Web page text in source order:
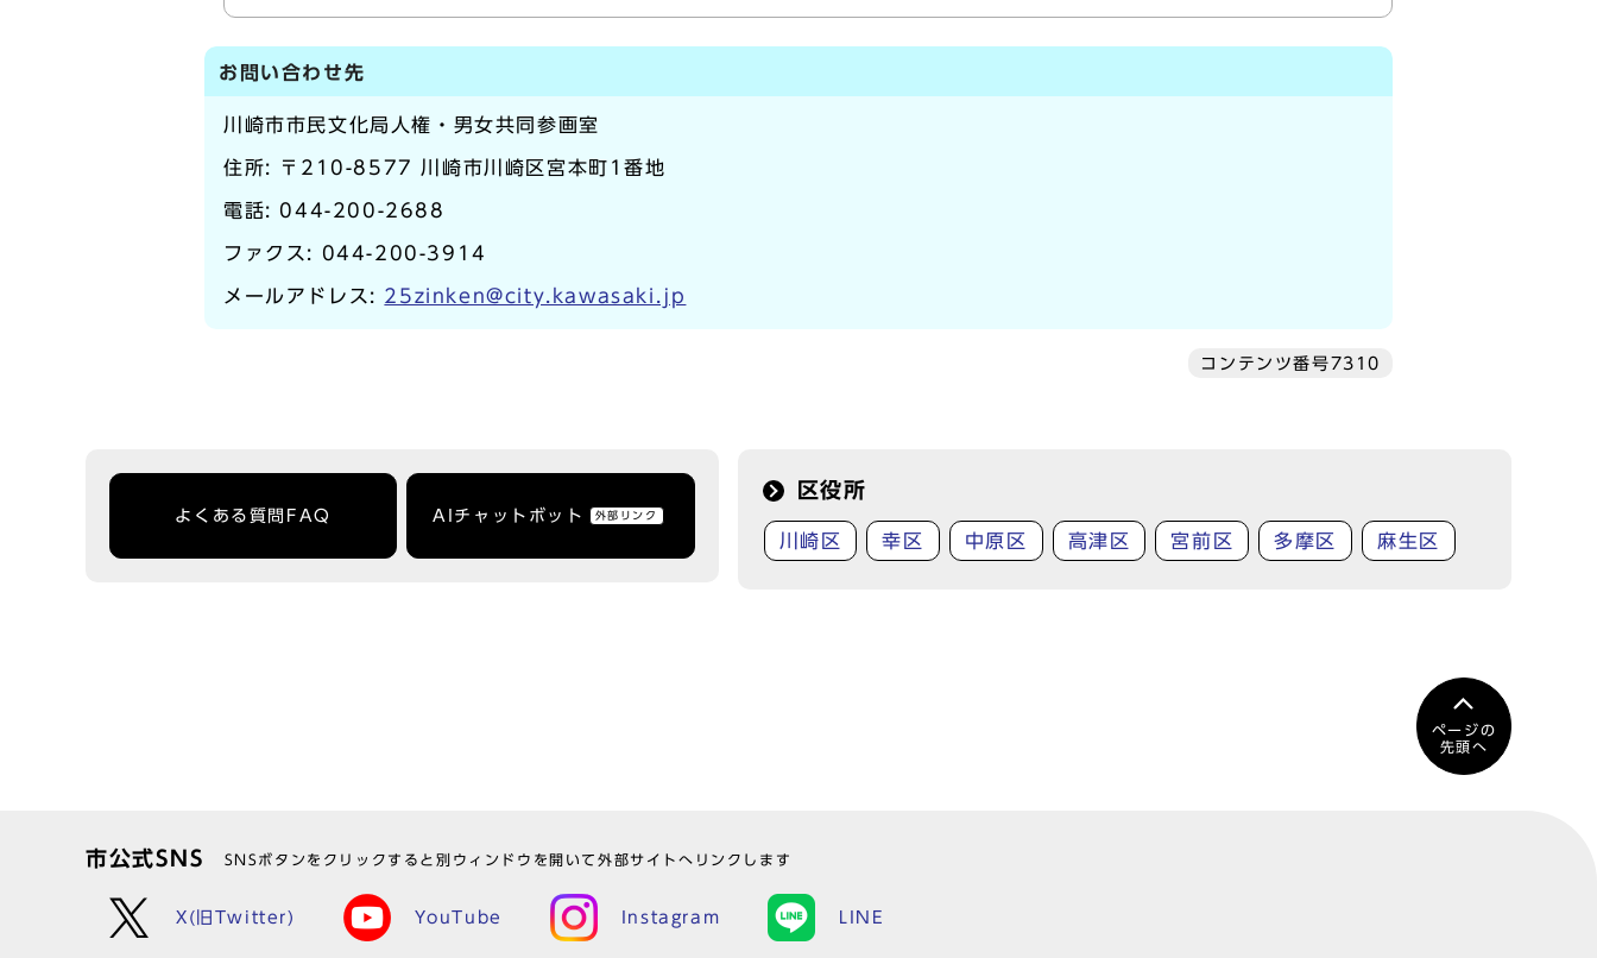
お問い合わせ先
川崎市市民文化局人権・男女共同参画室
住所: 〒210-8577 川崎市川崎区宮本町1番地
電話: 044-200-2688
ファクス: 044-200-3914
メールアドレス: 25zinken@city.kawasaki.jp
コンテンツ番号7310
よくある質問FAQ AIチャットボット 外部リンク
区役所
川崎区 幸区 中原区 高津区 宮前区 多摩区 麻生区
ページの
先頭へ
市公式SNS SNSボタンをクリックすると別ウィンドウを開いて外部サイトへリンクします
X(旧Twitter) YouTube Instagram LINE